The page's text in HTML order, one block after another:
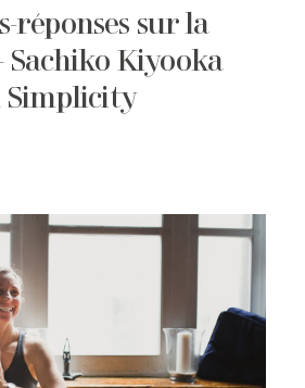
réponses sur la
Sachiko Kiyooka
Simplicity